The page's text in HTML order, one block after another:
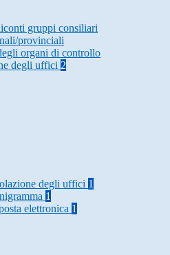
gruppi consiliari
provinciali
organi di controllo
degli uffici 2
degli uffici 1
1
elettronica 1